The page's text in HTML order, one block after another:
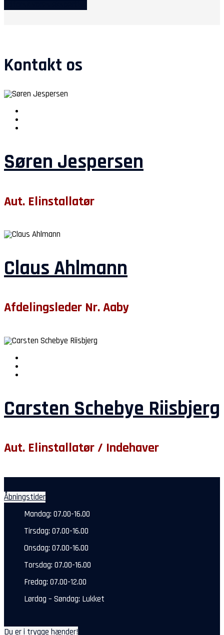
Kontakt os
Søren Jespersen
Aut. Elinstallatør
Claus Ahlmann
Afdelingsleder Nr. Aaby
Carsten Schebye Riisbjerg
Aut. Elinstallatør / Indehaver
Åbningstider
Mandag: 07.00-16.00
Tirsdag: 07.00-16.00
Onsdag: 07.00-16.00
Torsdag: 07.00-16.00
Fredag: 07.00-12.00
Lørdag – Søndag: Lukket
Du er i trygge hænder!